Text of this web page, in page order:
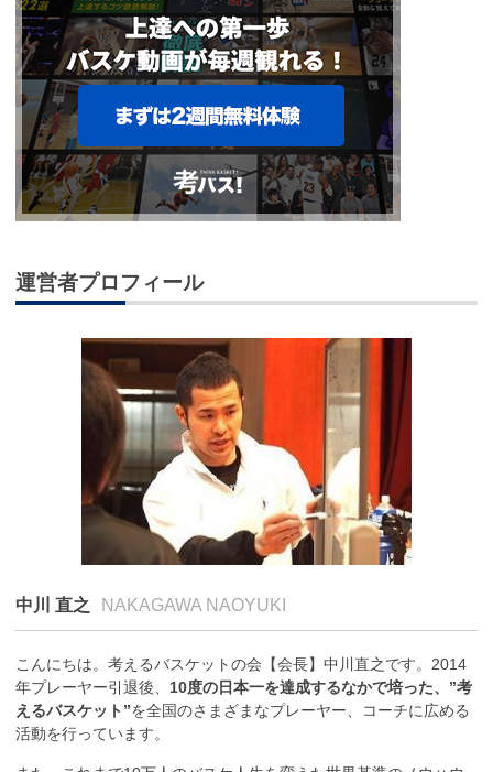
運営者プロフィール
中川 直之 NAKAGAWA NAOYUKI
こんにちは。考えるバスケットの会【会長】中川直之です。2014
年プレーヤー引退後、10度の日本一を達成するなかで培った、”考
えるバスケット”を全国のさまざまなプレーヤー、コーチに広める
活動を行っています。